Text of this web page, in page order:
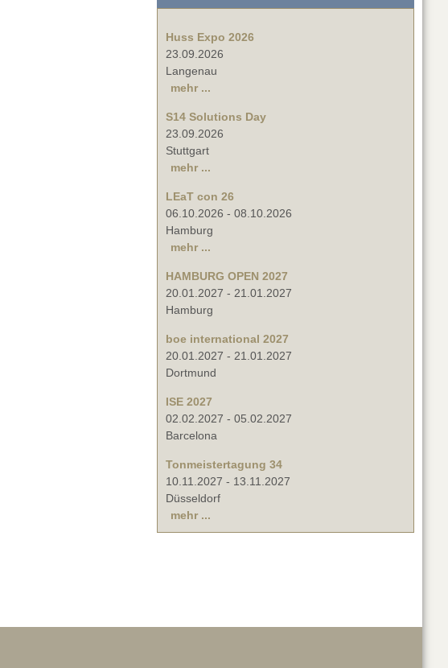
Huss Expo 2026
23.09.2026
Langenau
mehr ...
S14 Solutions Day
23.09.2026
Stuttgart
mehr ...
LEaT con 26
06.10.2026 - 08.10.2026
Hamburg
mehr ...
HAMBURG OPEN 2027
20.01.2027 - 21.01.2027
Hamburg
boe international 2027
20.01.2027 - 21.01.2027
Dortmund
ISE 2027
02.02.2027 - 05.02.2027
Barcelona
Tonmeistertagung 34
10.11.2027 - 13.11.2027
Düsseldorf
mehr ...